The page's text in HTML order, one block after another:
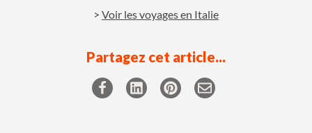
Voir les voyages en Italie
Partagez cet article...